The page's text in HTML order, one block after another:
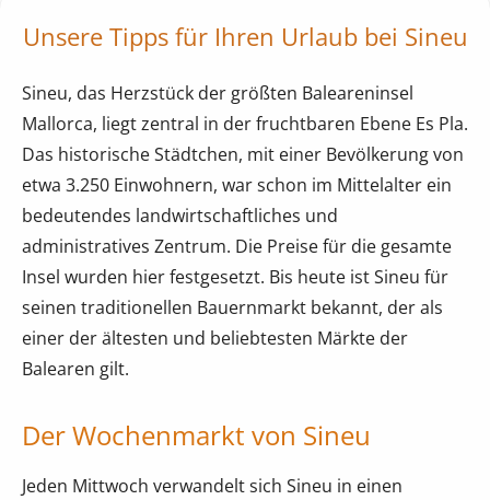
Unsere Tipps für Ihren Urlaub bei Sineu
Sineu, das Herzstück der größten Baleareninsel
Mallorca, liegt zentral in der fruchtbaren Ebene Es Pla.
Das historische Städtchen, mit einer Bevölkerung von
etwa 3.250 Einwohnern, war schon im Mittelalter ein
bedeutendes landwirtschaftliches und
administratives Zentrum. Die Preise für die gesamte
Insel wurden hier festgesetzt. Bis heute ist Sineu für
seinen traditionellen Bauernmarkt bekannt, der als
einer der ältesten und beliebtesten Märkte der
Balearen gilt.
Der Wochenmarkt von Sineu
Jeden Mittwoch verwandelt sich Sineu in einen